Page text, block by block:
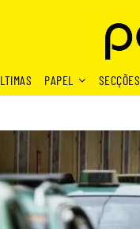
PAPEL SECÇÕES